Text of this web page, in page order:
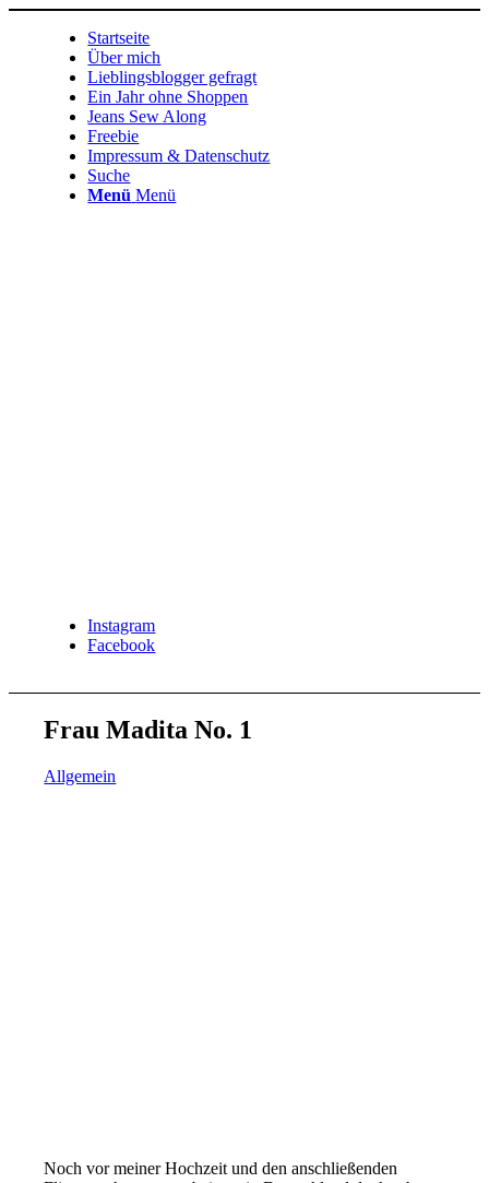
Startseite
Über mich
Lieblingsblogger gefragt
Ein Jahr ohne Shoppen
Jeans Sew Along
Freebie
Impressum & Datenschutz
Suche
Menü Menü
Instagram
Facebook
Frau Madita No. 1
Allgemein
Noch vor meiner Hochzeit und den anschließenden